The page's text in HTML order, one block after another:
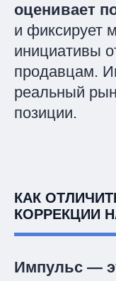
оценивает
и фиксирует
инициативы
продавцам.
реальный
позиции.
КАК
КОРРЕКЦИИ
Импульс —